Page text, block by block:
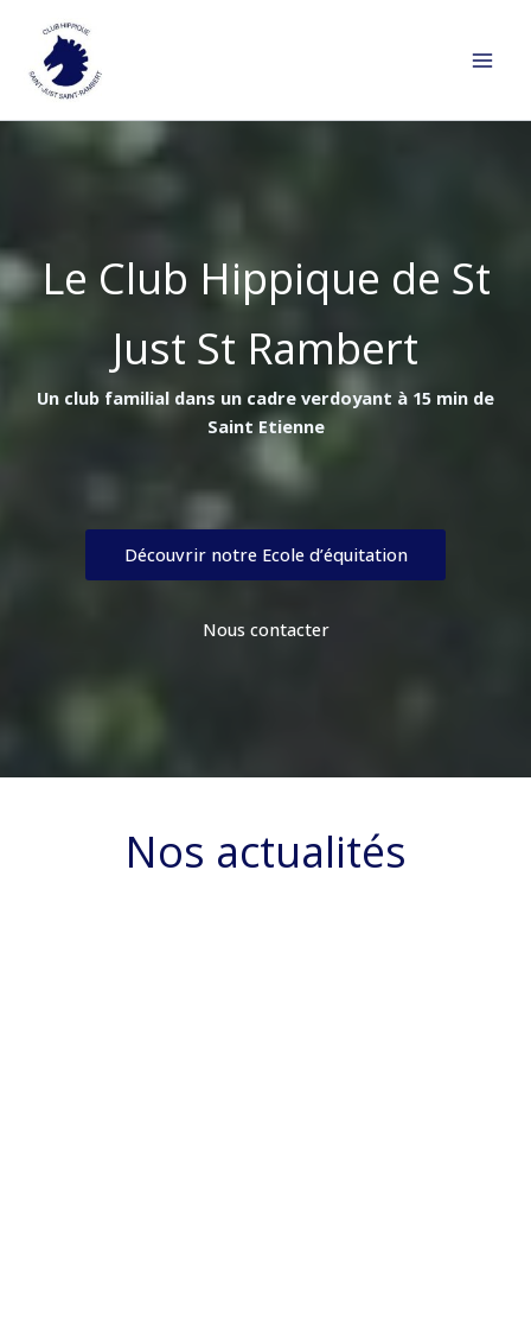
contenu
Le Club Hippique de St
Just St Rambert
Un club familial dans un cadre verdoyant à 15 min de
Saint Etienne
Découvrir notre Ecole d’équitation
Nous contacter
Nos actualités